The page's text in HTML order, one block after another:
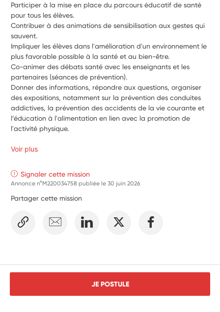
Participer à la mise en place du parcours éducatif de santé
Contribuer à des animations de sensibilisation aux gestes qui
Impliquer les élèves dans l'amélioration d'un environnement le
Co-animer des débats santé avec les enseignants et les
partenaires (séances de prévention).
Donner des informations, répondre aux questions, organiser
des expositions, notamment sur la prévention des conduites
addictives, la prévention des accidents de la vie courante et
l’éducation à l'alimentation en lien avec la promotion de
l'activité physique.
Voir plus
Signaler cette mission
Annonce n°M220034758 publiée le30 juin 2026
Partager cette mission
JE POSTULE